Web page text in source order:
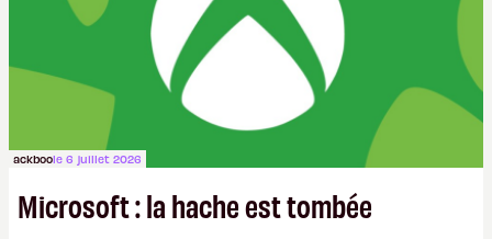
ackboole 6 juillet 2026
Microsoft : la hache est tombée